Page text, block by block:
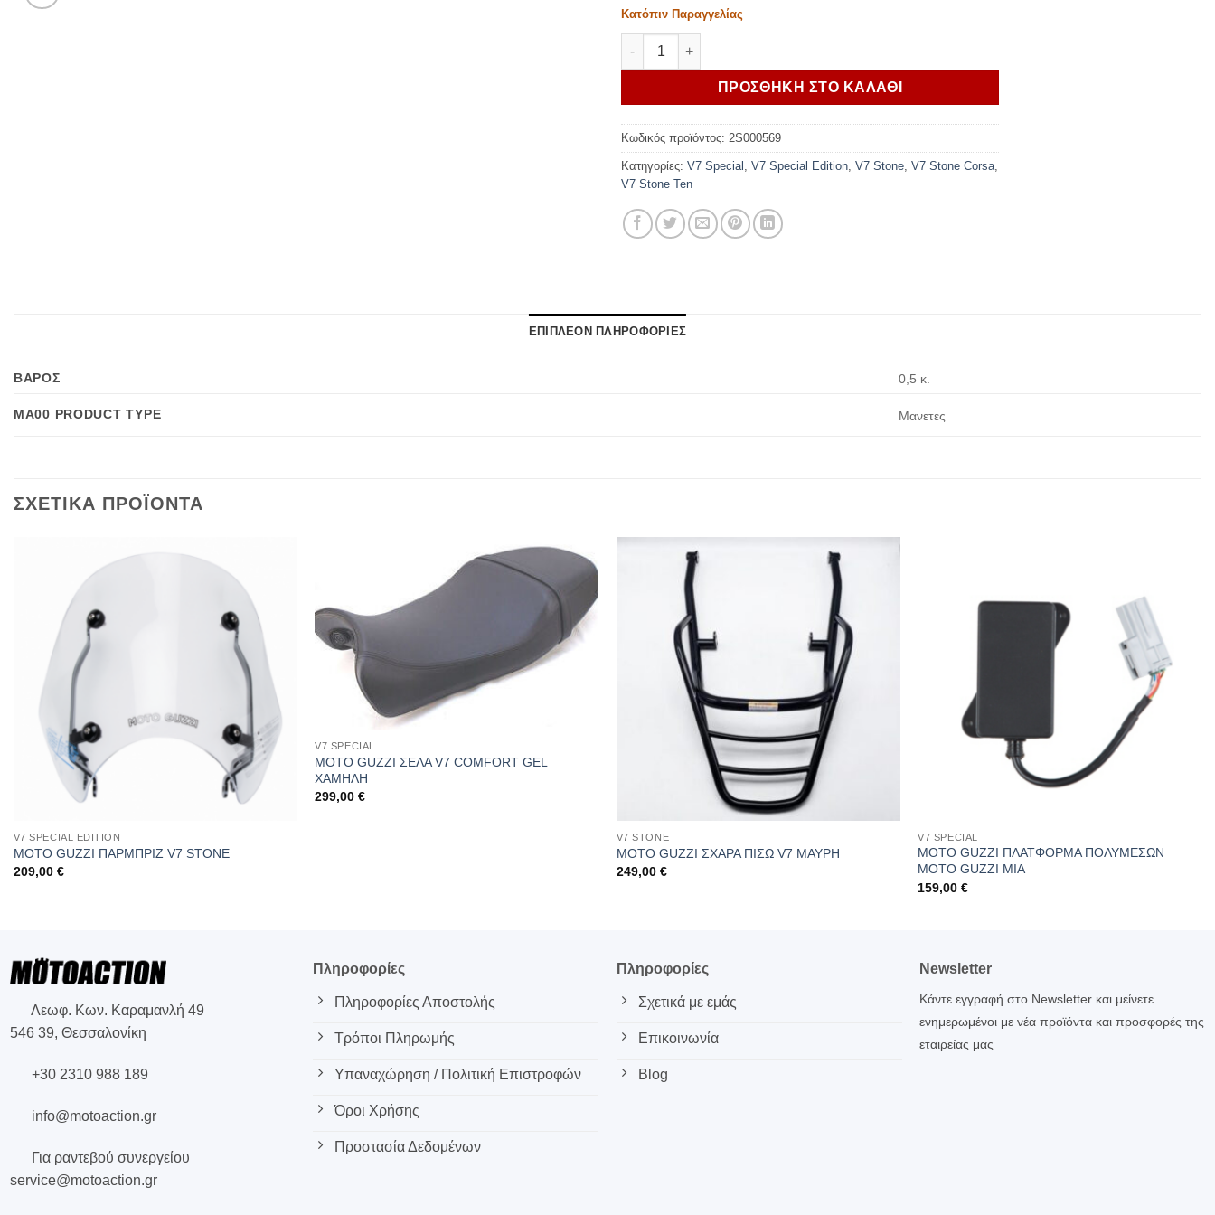
Κατόπιν Παραγγελίας
MOTO GUZZI ΜΑΝΕΤΑ ΦΡΕΝΟΥ ΑΛΟΥΜΙΝΙΟΥ ΡΥΘΜΙΖΟΜΕΝΗ ποσότητα
ΠΡΟΣΘΗΚΗ ΣΤΟ ΚΑΛΑΘΙ
Κωδικός προϊόντος: 2S000569
Κατηγορίες: V7 Special V7 Special Edition V7 Stone V7 Stone Corsa
V7 Stone Ten
ΕΠΙΠΛΕΟΝ ΠΛΗΡΟΦΟΡΙΕΣ
ΒΑΡΟΣ 0,5 κ.
MA00 PRODUCT TYPE Μανετες
ΣΧΕΤΙΚΑ ΠΡΟΪΟΝΤΑ
V7 SPECIAL EDITION
MOTO GUZZI ΠΑΡΜΠΡΙΖ V7 STONE
209,00 €
V7 SPECIAL
MOTO GUZZI ΣΕΛΑ V7 COMFORT GEL
ΧΑΜΗΛΗ
299,00€
V7 STONE
MOTO GUZZI ΣΧΑΡΑ ΠΙΣΩ V7 ΜΑΥΡΗ
249,00 €
V7 SPECIAL
MOTO GUZZI ΠΛΑΤΦΟΡΜΑ ΠΟΛΥΜΕΣΩΝ
MOTO GUZZI ΜΙΑ
159,00€
Λεωφ. Κων. Καραμανλή 49
546 39, Θεσσαλονίκη
+30 2310 988 189
info@motoaction.gr
Για ραντεβού συνεργείου
service@motoaction.gr
Πληροφορίες
Πληροφορίες Αποστολής
Τρόποι Πληρωμής
Υπαναχώρηση / Πολιτική Επιστροφών
Όροι Χρήσης
Προστασία Δεδομένων
Πληροφορίες
Σχετικά με εμάς
Επικοινωνία
Blog
Newsletter
Κάντε εγγραφή στο Newsletter και μείνετε
ενημερωμένοι με νέα προϊόντα και προσφορές της
εταιρείας μας